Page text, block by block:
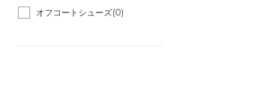
オフコートシューズ(0)